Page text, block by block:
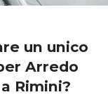
un unico
Arredo
Rimini?